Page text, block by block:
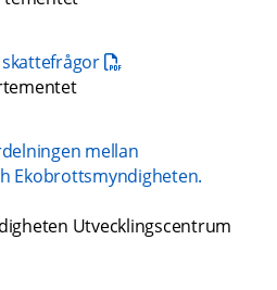
pdf, 20.1 kB.
mellan
Ekobrottsmyndigheten.
kB.
Utvecklingscentrum